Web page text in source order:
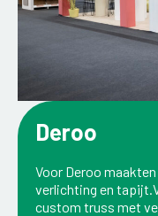
Deroo
Voor Deroo
verlichting en
custom truss met